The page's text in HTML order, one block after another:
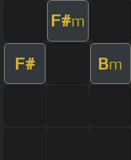
F#m
F# Bm